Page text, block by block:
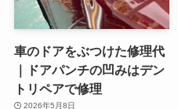
車のドアをぶつけた修理代
｜ドアパンチの凹みはデン
トリペアで修理
2026年5月8日